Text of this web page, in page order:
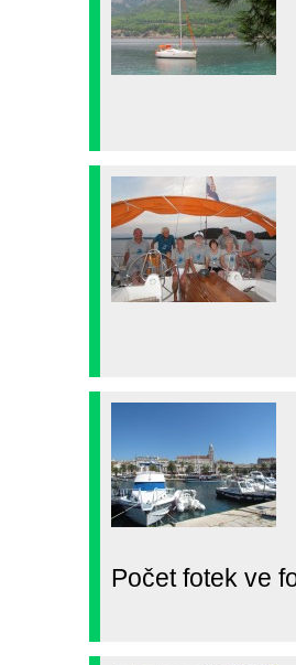
Počet fotek ve